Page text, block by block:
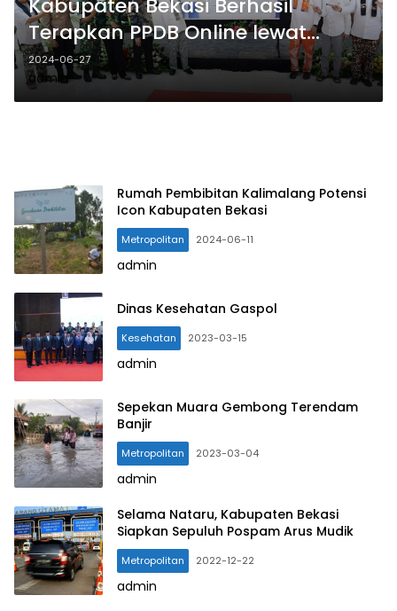
Kabupaten Bekasi Berhasil
Terapkan PPDB Online lewat
Aplikasi Layanan Publik
2024-06-27
admin
Rumah Pembibitan Kalimalang Potensi
Icon Kabupaten Bekasi
Metropolitan 2024-06-11
admin
Dinas Kesehatan Gaspol
Kesehatan 2023-03-15
admin
Sepekan Muara Gembong Terendam
Banjir
Metropolitan 2023-03-04
admin
Selama Nataru, Kabupaten Bekasi
Siapkan Sepuluh Pospam Arus Mudik
Metropolitan 2022-12-22
admin